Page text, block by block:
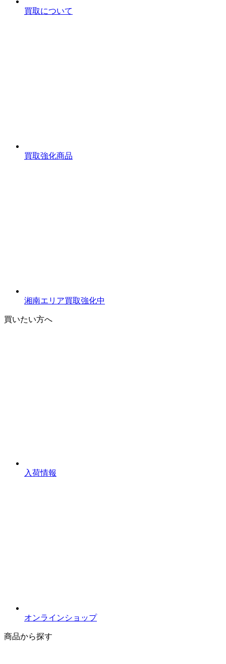
買取について
買取強化商品
湘南エリア買取強化中
買いたい方へ
入荷情報
オンラインショップ
商品から探す